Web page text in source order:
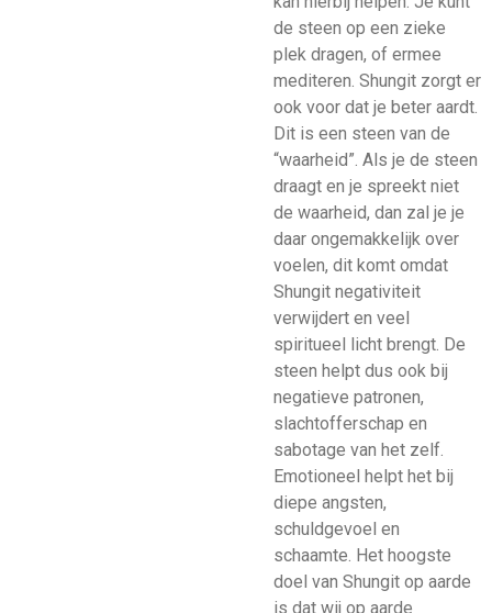
de steen op een zieke
plek dragen, of ermee
mediteren. Shungit zorgt er
ook voor dat je beter aardt.
Dit is een steen van de
“waarheid”. Als je de steen
draagt en je spreekt niet
de waarheid, dan zal je je
daar ongemakkelijk over
voelen, dit komt omdat
Shungit negativiteit
verwijdert en veel
spiritueel licht brengt. De
steen helpt dus ook bij
negatieve patronen,
slachtofferschap en
sabotage van het zelf.
Emotioneel helpt het bij
diepe angsten,
schuldgevoel en
schaamte. Het hoogste
doel van Shungit op aarde
is dat wij op aarde